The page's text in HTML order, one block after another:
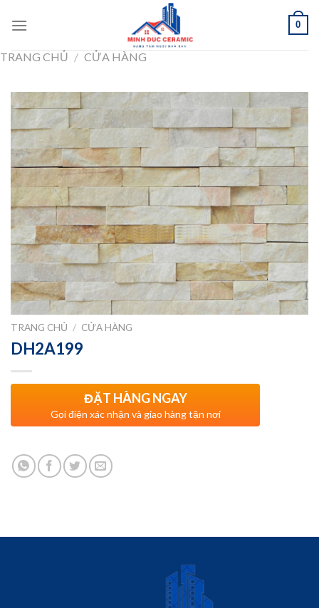
0
TRANG CHỦ / CỬA HÀNG
TRANG CHỦ / CỬA HÀNG
DH2A199
ĐẶT HÀNG NGAY
Gọi điện xác nhận và giao hàng tận nơi